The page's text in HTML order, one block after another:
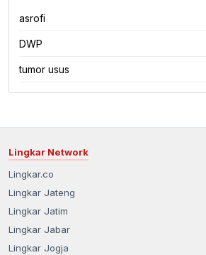
asrofi
DWP
tumor usus
Lingkar Network
Lingkar.co
Lingkar Jateng
Lingkar Jatim
Lingkar Jabar
Lingkar Jogja